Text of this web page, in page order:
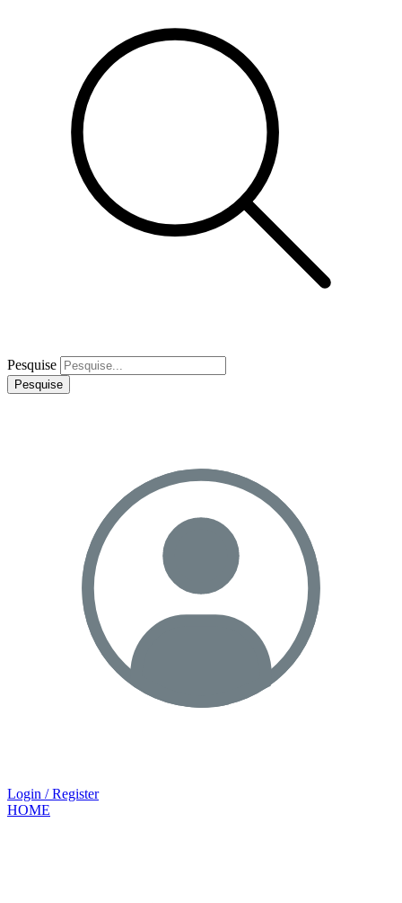
Pesquise
Pesquise
Login / Register
HOME